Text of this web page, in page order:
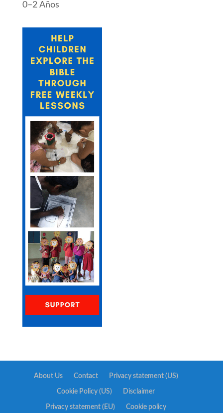
0–2 Años
About Us Contact Privacy statement (US)
Cookie Policy (US) Disclaimer
Privacy statement (EU) Cookie policy